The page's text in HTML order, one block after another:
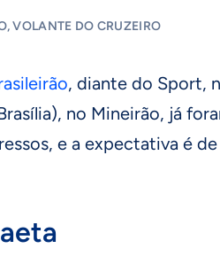
VOLANTE DO CRUZEIRO
, diante do Sport,
no Mineirão, já
e a expectativa é de